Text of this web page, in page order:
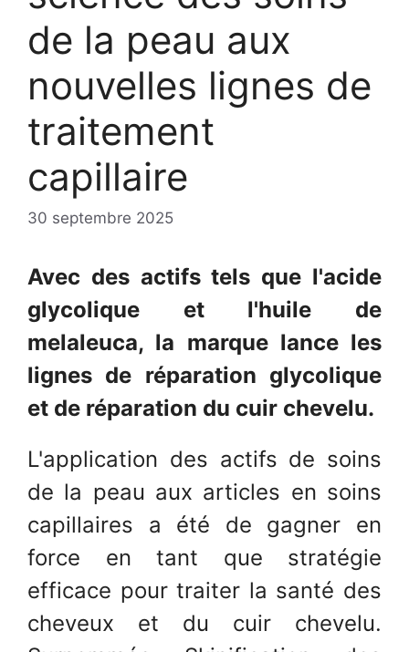
de la peau aux
nouvelles lignes de
traitement
capillaire
30 septembre 2025
Avec des actifs tels que l'acide
glycolique et l'huile de
melaleuca, la marque lance les
lignes de réparation glycolique
et de réparation du cuir chevelu.
L'application des actifs de soins
de la peau aux articles en soins
capillaires a été de gagner en
force en tant que stratégie
efficace pour traiter la santé des
cheveux et du cuir chevelu.